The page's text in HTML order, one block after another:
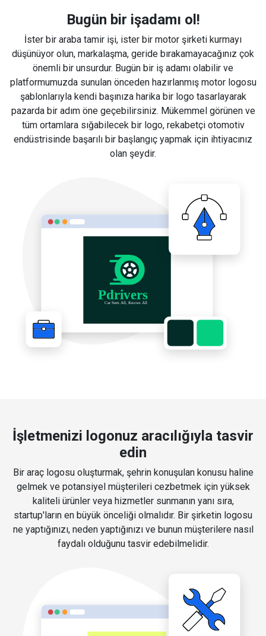
Bugün bir işadamı ol!
İster bir araba tamir işi, ister bir motor şirketi kurmayı
düşünüyor olun, markalaşma, geride bırakamayacağınız çok
önemli bir unsurdur. Bugün bir iş adamı olabilir ve
platformumuzda sunulan önceden hazırlanmış motor logosu
şablonlarıyla kendi başınıza harika bir logo tasarlayarak
pazarda bir adım öne geçebilirsiniz. Mükemmel görünen ve
tüm ortamlara sığabilecek bir logo, rekabetçi otomotiv
endüstrisinde başarılı bir başlangıç yapmak için ihtiyacınız
olan şeydir.
İşletmenizi logonuz aracılığıyla tasvir
edin
Bir araç logosu oluşturmak, şehrin konuşulan konusu haline
gelmek ve potansiyel müşterileri cezbetmek için yüksek
kaliteli ürünler veya hizmetler sunmanın yanı sıra,
startup'ların en büyük önceliği olmalıdır. Bir şirketin logosu
ne yaptığınızı, neden yaptığınızı ve bunun müşterilere nasıl
faydalı olduğunu tasvir edebilmelidir.